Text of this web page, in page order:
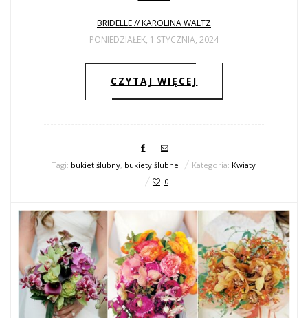
BRIDELLE // KAROLINA WALTZ
PONIEDZIAŁEK, 1 STYCZNIA, 2024
CZYTAJ WIĘCEJ
Tagi: bukiet ślubny, bukiety ślubne Kategoria: Kwiaty
0